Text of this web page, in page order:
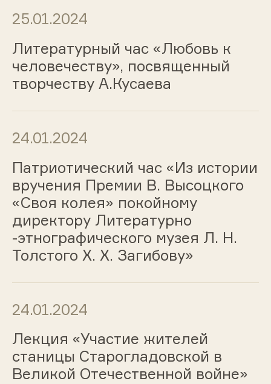
25.01.2024
Литературный час «Любовь к
человечеству», посвященный
творчеству А.Кусаева
24.01.2024
Патриотический час «Из истории
вручения Премии В. Высоцкого
«Своя колея» покойному
директору Литературно
-этнографического музея Л. Н.
Толстого Х. Х. Загибову»
24.01.2024
Лекция «Участие жителей
станицы Старогладовской в
Великой Отечественной войне»